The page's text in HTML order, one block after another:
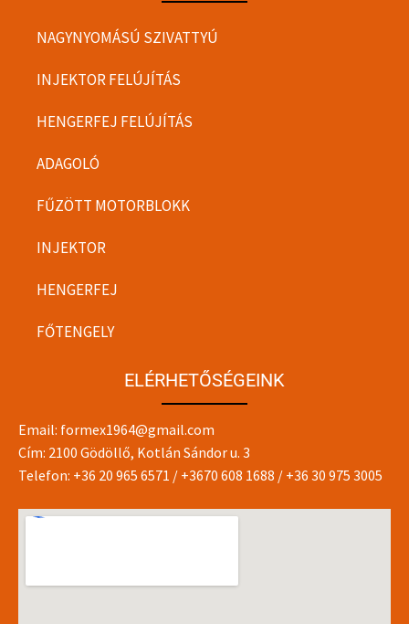
NAGYNYOMÁSÚ SZIVATTYÚ
INJEKTOR FELÚJÍTÁS
HENGERFEJ FELÚJÍTÁS
ADAGOLÓ
FŰZÖTT MOTORBLOKK
INJEKTOR
HENGERFEJ
FŐTENGELY
ELÉRHETŐSÉGEINK
Email: formex1964@gmail.com
Cím: 2100 Gödöllő, Kotlán Sándor u. 3
Telefon: +36 20 965 6571 / +3670 608 1688 / +36 30 975 3005